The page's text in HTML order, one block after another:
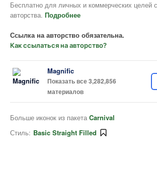
Бесплатно для личных и коммерческих целей
авторства. Подробнее
Ссылка на авторство обязательна.
Как ссылаться на авторство?
Magnific
Показать все 3,282,856
материалов
Больше иконок из пакета Carnival
Стиль: Basic Straight Filled